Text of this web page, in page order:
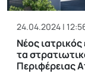
24.04.2024 |
Νέος
τα
Περιφέρειας